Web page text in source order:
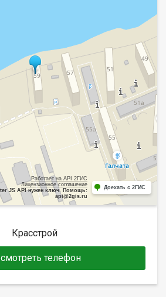
Работает на API 2ГИС
Лицензионное соглашение
JS API нужен ключ. Помощь:
api@2gis.ru
Доехать с 2ГИС
Красстрой
телефон